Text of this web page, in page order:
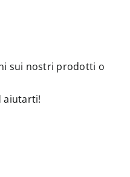
sui nostri prodotti o
aiutarti!